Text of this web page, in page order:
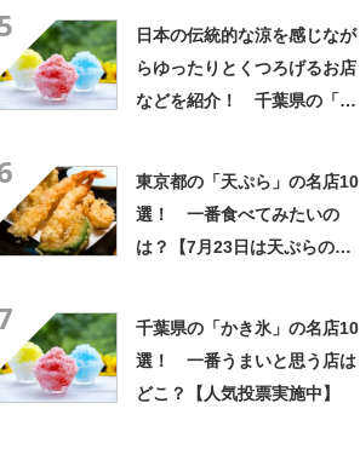
日本の伝統的な涼を感じなが
らゆったりとくつろげるお店
などを紹介！ 千葉県の「か
東京都の「天ぷら」の名店10
選！ 一番食べてみたいの
は？【7月23日は天ぷらの
千葉県の「かき氷」の名店10
選！ 一番うまいと思う店は
どこ？【人気投票実施中】